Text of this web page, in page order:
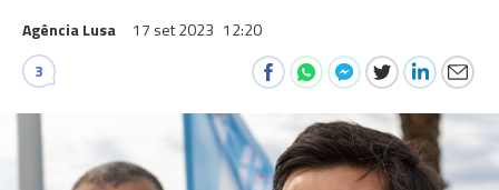
Agência Lusa 17 set 2023 12:20
3